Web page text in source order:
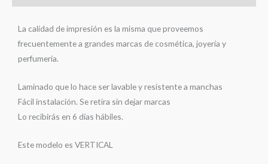
La calidad de impresión es la misma que proveemos
frecuentemente a grandes marcas de cosmética, joyería y
perfumería.
Laminado que lo hace ser lavable y resistente a manchas
Fácil instalación. Se retira sin dejar marcas
Lo recibirás en 6 días hábiles.
Este modelo es VERTICAL